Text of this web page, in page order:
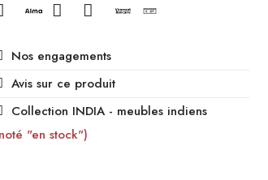
Nos engagements
Avis sur ce produit
Collection INDIA - meubles indiens
"en stock")